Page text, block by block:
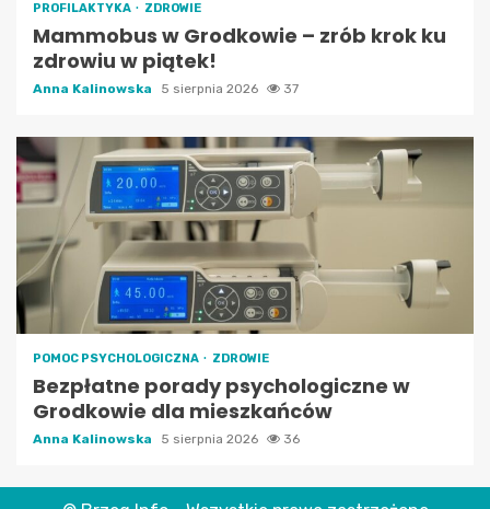
PROFILAKTYKA ZDROWIE
Mammobus w Grodkowie – zrób krok ku
zdrowiu w piątek!
Anna Kalinowska 5 sierpnia 2026 37
POMOC PSYCHOLOGICZNA ZDROWIE
Bezpłatne porady psychologiczne w
Grodkowie dla mieszkańców
Anna Kalinowska 5 sierpnia 2026 36